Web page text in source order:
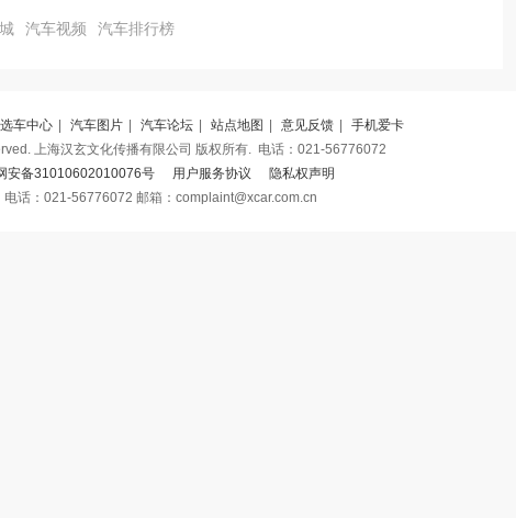
汽车视频 汽车排行榜
选车中心 汽车图片 汽车论坛 站点地图 意见反馈
手机爱卡
上海汉玄文化传播有限公司 版权所有. 电话：021-56776072
安备31010602010076号 用户服务协议
隐私权声明
话：021-56776072 邮箱：complaint@xcar.com.cn